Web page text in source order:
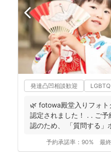
発達凸凹相談歓迎
🌿 fotowa殿堂入りフォ
認定されました！ . . ご
認のため、 「質問する」
予約承諾率： 90% 最